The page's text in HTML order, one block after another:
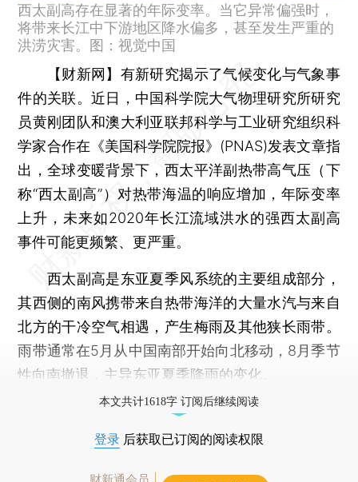
西太副高存在显著的年际变率。当它异常偏强时，
将带来长江中下游地区降水偏多，甚至发生严重的
洪涝灾害。图：视觉中国
【财新网】 有新研究揭示了气候变化与气象事
件的关联。近日，中国科学院大气物理研究所研究
员黄刚团队和澳大利亚联邦科学与工业研究组织科
学家合作在《美国科学院院报》(PNAS)发表文章指
出，全球变暖背景下，西太平洋副热带高气压（下
称“西太副高”）对热带海温的响应增加，年际变率
上升，未来如2020年长江流域洪水的强西太副高
事件可能更频繁、更严重。
西太副高是东亚夏季风系统的主要组成部分，
其西侧的南风携带来自热带海洋的大量水汽与来自
北方的干冷空气相遇，产生梅雨及其他狭长雨带。
雨带通常在5月从中国南部开始向北移动，8月季节
性向南撤退，主导东亚夏季降雨的变化。
本文共计1618字 订阅后继续阅读
登录 后获取已订阅的阅读权限
财新通会员